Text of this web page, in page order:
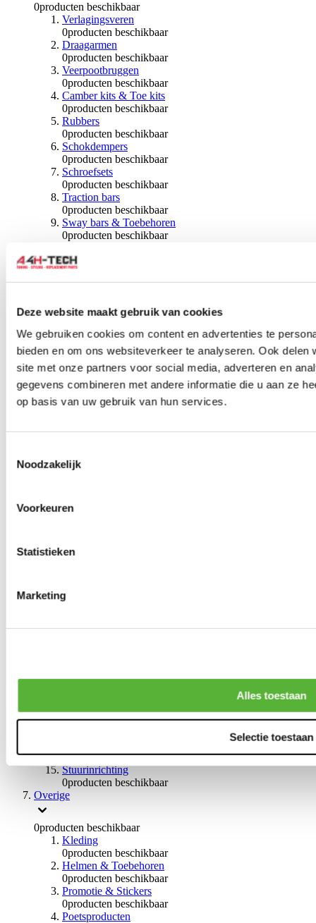
Deze website maakt gebruik van cookies
We gebruiken cookies om content en advertenties te
bieden en om ons websiteverkeer te analyseren. Ook
site met onze partners voor social media, adverteren en
gegevens combineren met andere informatie die u aan ze
op basis van uw gebruik van hun services.
Noodzakelijk
Voorkeuren
Statistieken
Marketing
Alles toestaan
Selectie toestaan
0producten beschikbaar
Verlagingsveren
0producten beschikbaar
Draagarmen
0producten beschikbaar
Veerpootbruggen
0producten beschikbaar
Camber kits & Toe kits
0producten beschikbaar
Rubbers
0producten beschikbaar
Schokdempers
0producten beschikbaar
Schroefsets
0producten beschikbaar
Traction bars
0producten beschikbaar
Sway bars & Toebehoren
0producten beschikbaar
0producten beschikbaar
Wiellagers & Naven
0producten beschikbaar
0producten beschikbaar
Spoorverbreders
0producten beschikbaar
Wielmoeren
0producten beschikbaar
Draadeinden
0 producten beschikbaar
0producten beschikbaar
0producten beschikbaar
0producten beschikbaar
Remmen overige
0producten beschikbaar
Stuurinrichting
0producten beschikbaar
Overige
0producten beschikbaar
Kleding
0producten beschikbaar
Helmen & Toebehoren
0producten beschikbaar
Promotie & Stickers
0producten beschikbaar
Poetsproducten